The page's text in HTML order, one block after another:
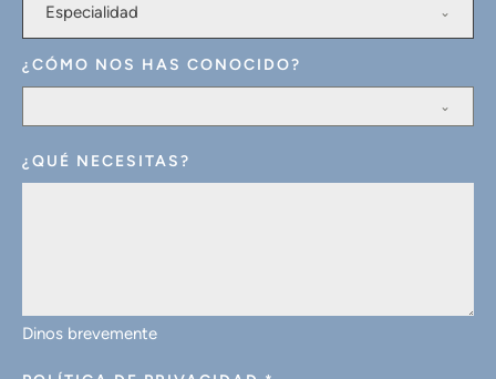
Especialidad
¿CÓMO NOS HAS CONOCIDO?
¿QUÉ NECESITAS?
Dinos brevemente